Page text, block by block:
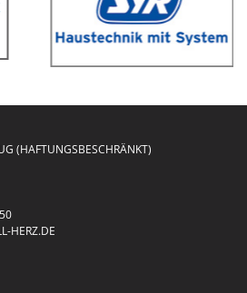
(HAFTUNGSBESCHRÄNKT)
HERZ.DE